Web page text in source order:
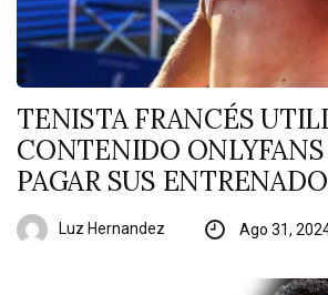
TENISTA FRANCÉS
CONTENIDO ONLYFANS
PAGAR SUS
Luz Hernandez Ago 31,